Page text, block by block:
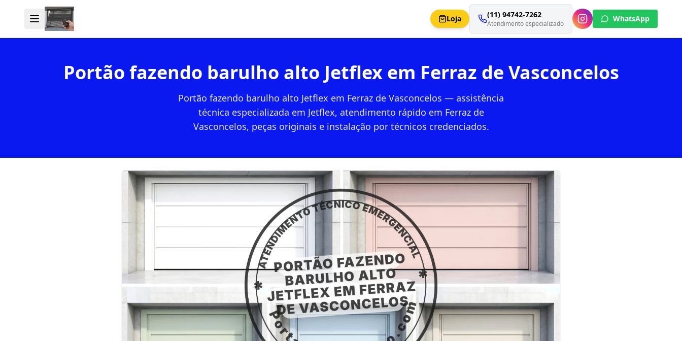
Loja (11) 94742-7262
Atendimento especializado
WhatsApp
Portão fazendo barulho alto Jetflex em Ferraz de Vasconcelos
Portão fazendo barulho alto Jetflex em Ferraz de Vasconcelos — assistência
técnica especializada em Jetflex, atendimento rápido em Ferraz de
Vasconcelos, peças originais e instalação por técnicos credenciados.